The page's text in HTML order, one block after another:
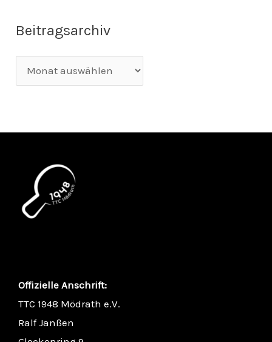
Beitragsarchiv
Offizielle Anschrift:
TTC 1948 Mödrath e.V.
Ralf Janßen